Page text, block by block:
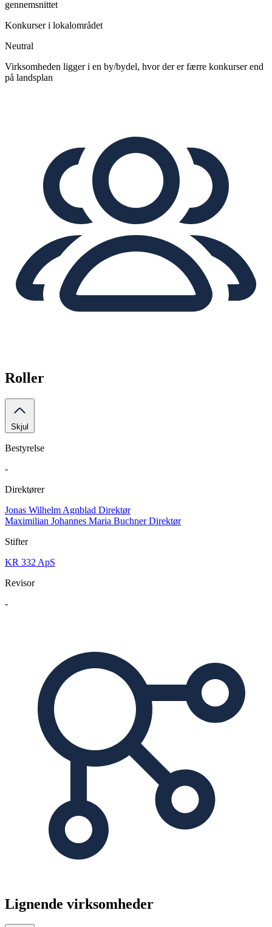
gennemsnittet
Konkurser i lokalområdet
Neutral
Virksomheden ligger i en by/bydel, hvor der er færre konkurser end
på landsplan
Roller
Skjul
Bestyrelse
-
Direktører
Jonas Wilhelm Agnblad Direktør
Maximilian Johannes Maria Buchner Direktør
Stifter
KR 332 ApS
Revisor
-
Lignende virksomheder